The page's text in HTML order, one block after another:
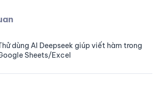
dùng AI Deepseek giúp viết hàm trong
Sheets/Excel